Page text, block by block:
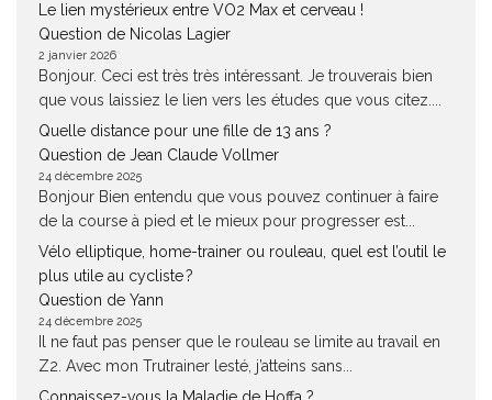
Le lien mystérieux entre VO2 Max et cerveau !
Question de Nicolas Lagier
2 janvier 2026
Bonjour. Ceci est très très intéressant. Je trouverais bien
que vous laissiez le lien vers les études que vous citez....
Quelle distance pour une fille de 13 ans ?
Question de Jean Claude Vollmer
24 décembre 2025
Bonjour Bien entendu que vous pouvez continuer à faire
de la course à pied et le mieux pour progresser est...
Vélo elliptique, home-trainer ou rouleau, quel est l’outil le
plus utile au cycliste ?
Question de Yann
24 décembre 2025
Il ne faut pas penser que le rouleau se limite au travail en
Z2. Avec mon Trutrainer lesté, j’atteins sans...